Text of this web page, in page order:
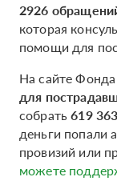
2926
которая
помощи для
На сайте
для
собрать619
деньги попали
провизий или
можете